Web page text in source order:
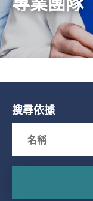
搜尋依據